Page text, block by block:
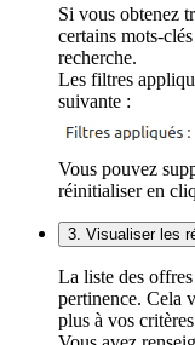
Si vous obtenez
certains mots-
recherche.
Les filtres
suivante :
Vous pouvez
réinitialiser en
3. Visualiser les
La liste des
pertinence. Cela
plus à vos critères